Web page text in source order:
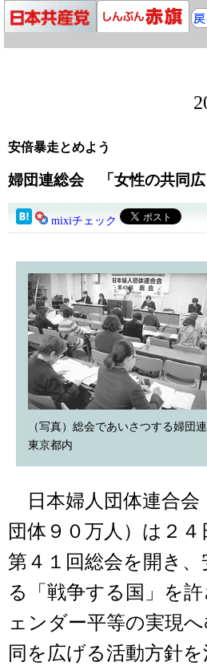
安倍暴走とめよう
婦団連総会 「女性の共同広
mixiチェック
（写真）総会であいさつする婦団
東京都内
日本婦人団体連合会
団体９０万人）は２
第４１回総会を開き
る「戦争する国」を
ェンダー平等の実現
同を広げる活動方針